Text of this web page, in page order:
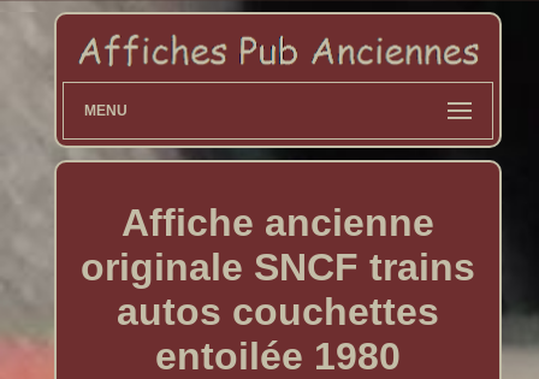
MENU
Affiche ancienne
originale SNCF trains
autos couchettes
entoilée 1980